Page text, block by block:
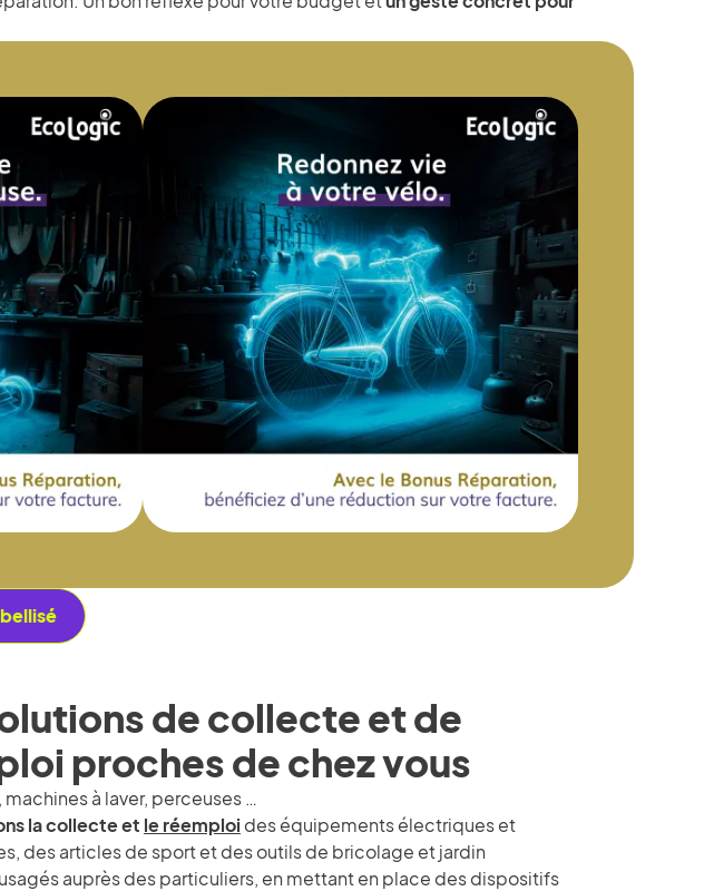
de collecte et de
proches de chez vous
à laver, perceuses …
la collecte et le réemploi des équipements électriques et
des articles de sport et des outils de bricolage et jardin
auprès des particuliers, en mettant en place des dispositifs